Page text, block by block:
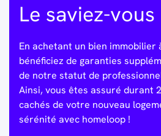
Le saviez-vous
En achetant un bien immobilier
bénéficiez de garanties
de notre statut de
Ainsi, vous êtes assuré durant
cachés de votre nouveau
sérénité avec homeloop !